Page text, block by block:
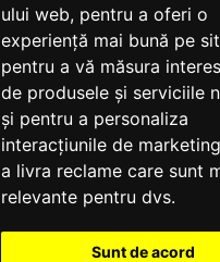
ului web, pentru a oferi o
experiență mai bună pe
pentru a vă măsura
de produsele și serviciile
și pentru a personaliza
interacțiunile de marketing
a livra reclame care sunt
relevante pentru dvs.
Sunt de acord